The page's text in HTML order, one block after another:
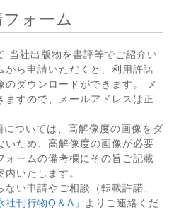
ォーム
当社出版物を書評等でご紹介い
から申請いただくと、利用許諾
ダウンロードができます。 メ
ますので、メールアドレスは正
ついては、高解像度の画像をダ
いため、高解像度の画像が必要
ォームの備考欄にその旨ご記載
いたします。
い申請やご相談（転載許諾、
社刊行物Q＆A」
よりご連絡くだ